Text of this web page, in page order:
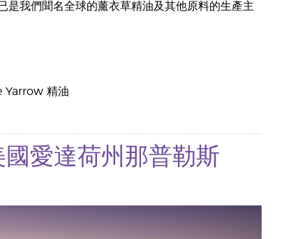
我們聞名全球的薰衣草精油及其他原料的生產主
Yarrow 精油
愛達荷州那普勒斯